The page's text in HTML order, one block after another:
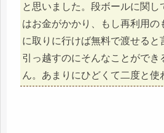
と思いました。段ボールに関し
はお金がかかり、もし再利用の
に取りに行けば無料で渡せると
引っ越すのにそんなことができ
ん。あまりにひどくて二度と使